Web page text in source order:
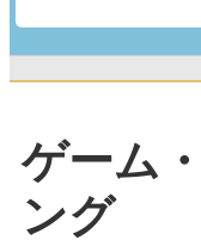
ゲーム
ング